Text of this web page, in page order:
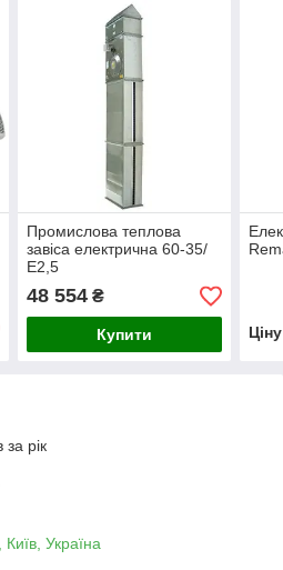
Промислова теплова
завіса електрична 60-35/
Е2,5
48 554₴
Купити
за рік
Київ, Україна